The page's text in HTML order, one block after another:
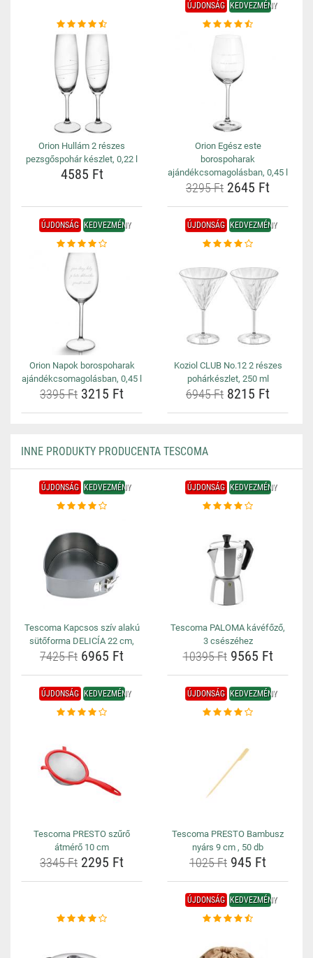
Orion Hullám 2 részes
pezsgőspohár készlet, 0,22 l
4585 Ft
ÚJDONSÁG KEDVEZMÉNY
Orion Egész este
borospoharak
ajándékcsomagolásban, 0,45 l
3295 Ft 2645 Ft
ÚJDONSÁG KEDVEZMÉNY
Orion Napok borospoharak
ajándékcsomagolásban, 0,45 l
3395 Ft 3215 Ft
ÚJDONSÁG KEDVEZMÉNY
Koziol CLUB No.12 2 részes
pohárkészlet, 250 ml
6945 Ft 8215 Ft
INNE PRODUKTY PRODUCENTA TESCOMA
ÚJDONSÁG KEDVEZMÉNY
Tescoma Kapcsos szív alakú
sütőforma DELICÍA 22 cm,
7425 Ft 6965 Ft
ÚJDONSÁG KEDVEZMÉNY
Tescoma PALOMA kávéfőző,
3 csészéhez
10395 Ft9565 Ft
ÚJDONSÁG KEDVEZMÉNY
Tescoma PRESTO szűrő
átmérő 10 cm
3345 Ft 2295 Ft
ÚJDONSÁG KEDVEZMÉNY
Tescoma PRESTO Bambusz
nyárs 9 cm , 50 db
1025 Ft 945 Ft
ÚJDONSÁG KEDVEZMÉNY